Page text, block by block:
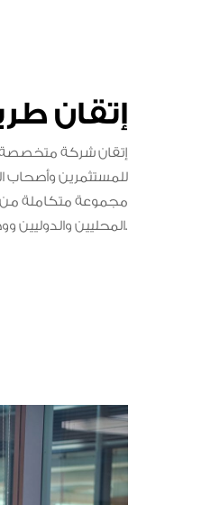
إتقان
إتقان شركة متخصصة
للمستثمرين
مجموعة متكاملة من
المحليين والدوليين ووضعهم على المسار الصحيح.